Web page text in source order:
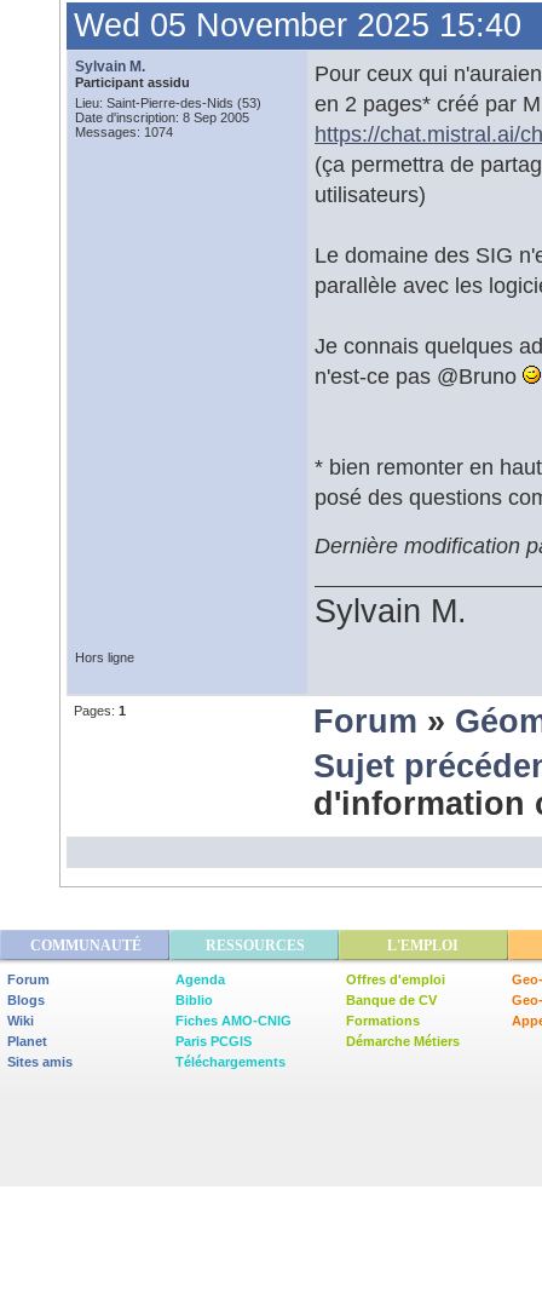
Wed 05 November 2025 15:40
Sylvain M.
Participant assidu
Lieu: Saint-Pierre-des-Nids (53)
Date d'inscription: 8 Sep 2005
Messages: 1074
Pour ceux qui
en 2 pages* créé par
https://chat.mistral.ai/
(ça permettra de
utilisateurs)
Le domaine des SIG
parallèle avec les
Je connais quelques
n'est-ce pas @Bruno
* bien remonter en
posé des questions
Dernière modification
Sylvain M.
Hors ligne
Pages: 1 Forum »
Sujet
COMMUNAUTÉ RESSOURCES L'EMPLOI
Forum
Blogs
Wiki
Planet
Sites amis
Agenda
Biblio
Fiches AMO-CNIG
Paris PCGIS
Téléchargements
Offres d'emploi
Banque de CV
Formations
Démarche Métiers